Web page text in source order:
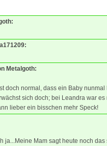
Metalgoth:
doch normal, dass ein Baby nunmal
sich doch; bei Leandra war
lieber ein bisschen mehr Speck!
ja...Meine Mam sagt heute noch